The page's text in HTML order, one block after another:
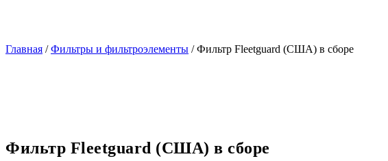
Главная /Фильтры и фильтроэлементы / Фильтр Fleetguard (США) в сборе
Фильтр Fleetguard (США) в сборе